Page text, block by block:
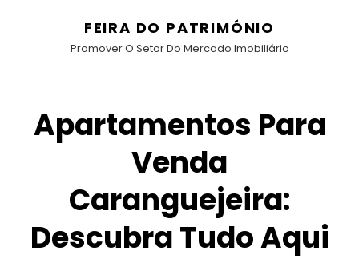
FEIRA DO PATRIMÓNIO
Promover O Setor Do Mercado Imobiliário
Apartamentos Para
Venda
Caranguejeira:
Descubra Tudo Aqui